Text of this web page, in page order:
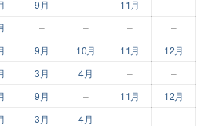
9月 – 11月 –
– – –
–
9月 10月 11月 12月
3月 4月 –
–
9月 – 11月 12月
3月 4月 –
–